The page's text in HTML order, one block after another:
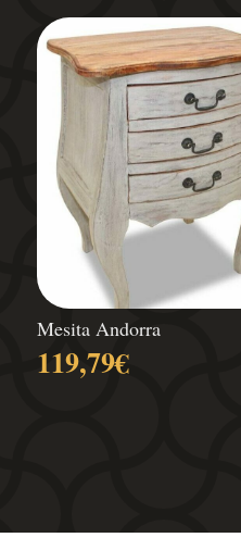
Mesita Andorra
119,79€